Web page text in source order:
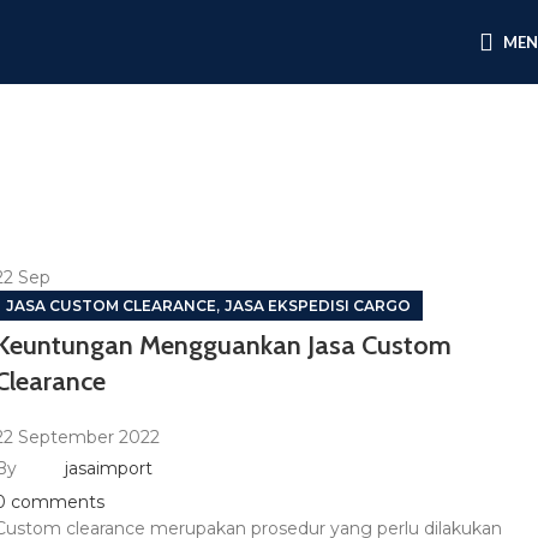
Sep
JASA CUSTOM CLEARANCE, JASA EKSPEDISI CARGO
Mengguankan Jasa Custom
September 2022
jasaimport
comments
clearance merupakan prosedur yang perlu dilakukan